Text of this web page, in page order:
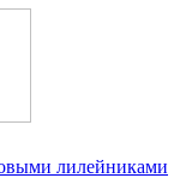
лилейниками